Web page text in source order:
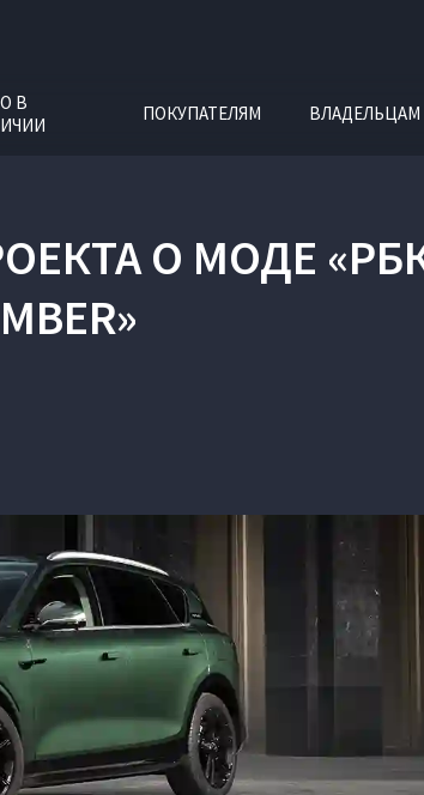
В
ПОКУПАТЕЛЯМ ВЛАДЕЛЬЦАМ
О МОДЕ «РБК